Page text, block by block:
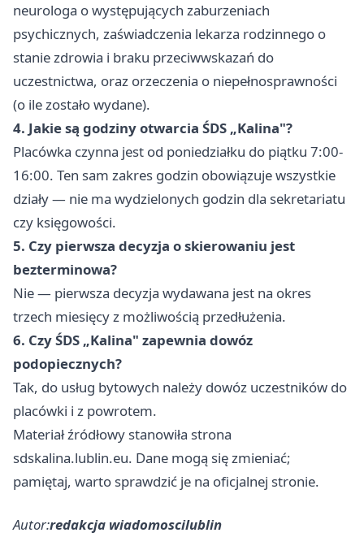
neurologa o występujących zaburzeniach
psychicznych, zaświadczenia lekarza rodzinnego o
stanie zdrowia i braku przeciwwskazań do
uczestnictwa, oraz orzeczenia o niepełnosprawności
(o ile zostało wydane).
4. Jakie są godziny otwarcia ŚDS „Kalina"?
Placówka czynna jest od poniedziałku do piątku 7:00-
16:00. Ten sam zakres godzin obowiązuje wszystkie
działy — nie ma wydzielonych godzin dla sekretariatu
czy księgowości.
5. Czy pierwsza decyzja o skierowaniu jest
bezterminowa?
Nie — pierwsza decyzja wydawana jest na okres
trzech miesięcy z możliwością przedłużenia.
6. Czy ŚDS „Kalina" zapewnia dowóz
podopiecznych?
Tak, do usług bytowych należy dowóz uczestników do
placówki i z powrotem.
Materiał źródłowy stanowiła strona
sdskalina.lublin.eu. Dane mogą się zmieniać;
pamiętaj, warto sprawdzić je na oficjalnej stronie.
Autor:redakcja wiadomoscilublin